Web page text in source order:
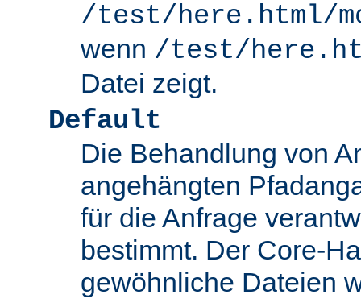
/test/here.html/
wenn /test/
Datei zeigt.
Default
Die Behandlung von
angehängten
für die Anfrage
bestimmt. Der Core-
gewöhnliche Dateien